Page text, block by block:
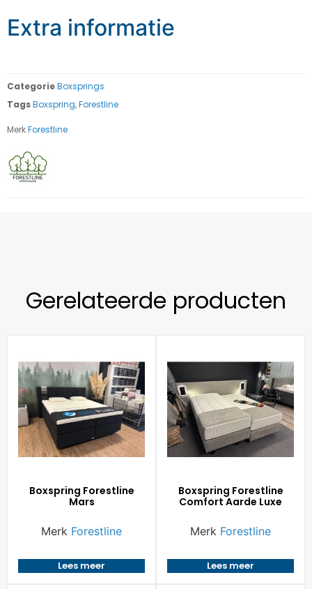
Extra informatie
CategorieBoxsprings
TagsBoxspring,Forestline
MerkForestline
Gerelateerde producten
Boxspring Forestline
Mars
Merk Forestline
Lees meer
Boxspring Forestline
Comfort Aarde Luxe
Merk Forestline
Lees meer